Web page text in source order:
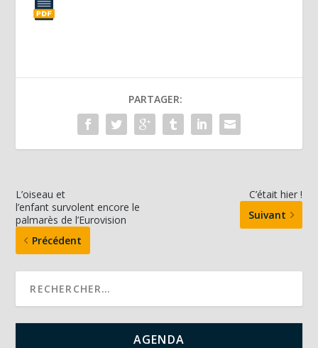
PARTAGER:
L’oiseau et
l’enfant survolent encore le
palmarès de l’Eurovision
Précédent
C’était hier !
Suivant
AGENDA